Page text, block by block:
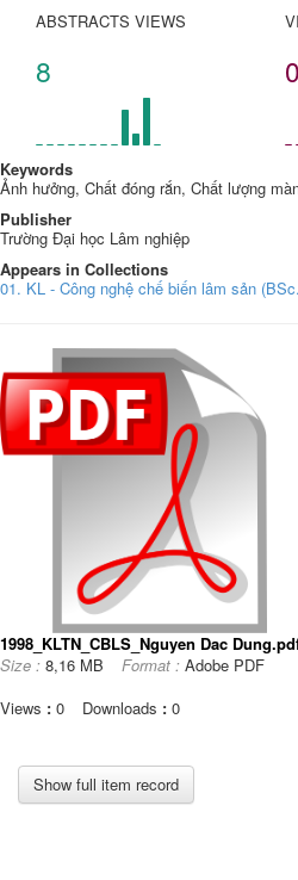
ABSTRACTS VIEWS
8 0
Keywords
Ảnh hưởng, Chất đóng rắn, Chất lượng
Publisher
Trường Đại học Lâm nghiệp
Appears in Collections
01. KL - Công nghệ chế biến lâm sản
1998_KLTN_CBLS_Nguyen Dac
Size : 8,16 MB Format : Adobe PDF
Views : 0 Downloads : 0
Show full item record